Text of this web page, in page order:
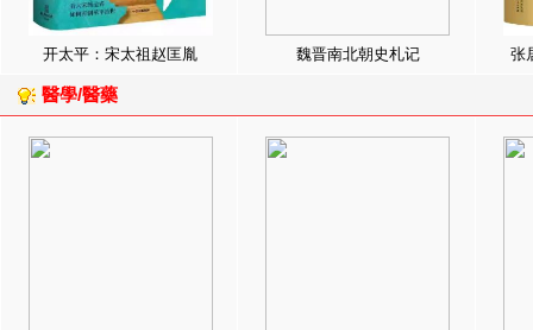
开太平：宋太祖赵匡胤 魏晋南北朝史札记 张
醫學/醫藥